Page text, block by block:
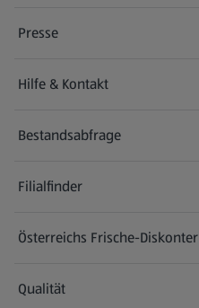
Presse
Hilfe & Kontakt
(öffnet in einem neuen Tab)
Bestandsabfrage
(öffnet in einem neuen Tab)
Filialfinder
Österreichs Frische-Diskonter
Qualität